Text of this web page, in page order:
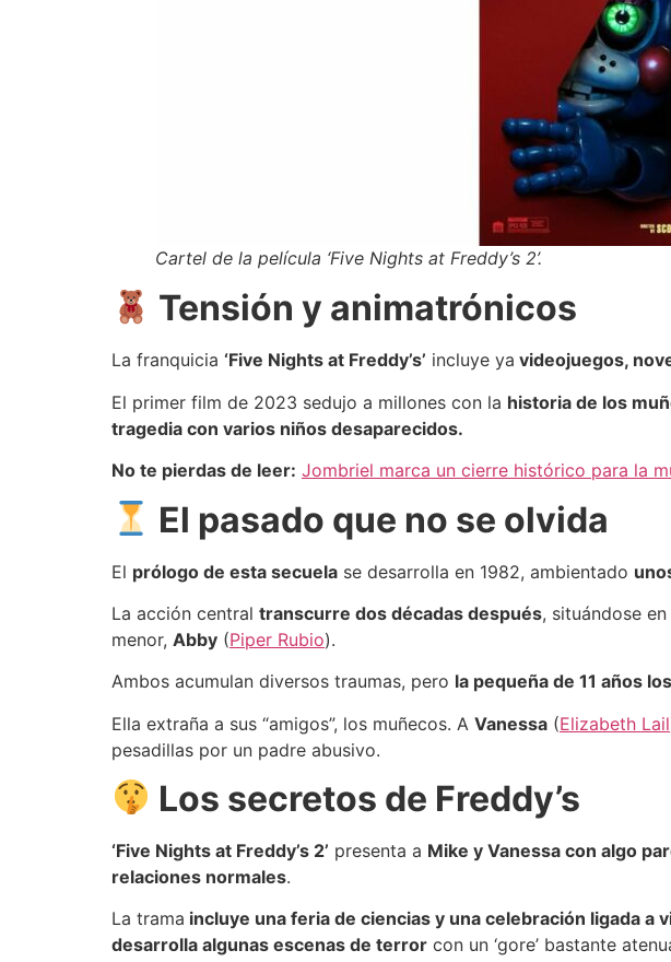
Cartel de la película ‘Five Nights at Freddy’s 2’.
Tensión y animatrónicos
La franquicia ‘Five Nights at Freddy’s’ incluye ya videojuegos,
El primer film de 2023 sedujo a millones con la historia de los
tragedia con varios niños desaparecidos.
No te pierdas de leer: Jombriel marca un cierre histórico para la
El pasado que no se olvida
El prólogo de esta secuela se desarrolla en 1982, ambientado
La acción central transcurre dos décadas después, situándose
menor, Abby (Piper Rubio).
Ambos acumulan diversos traumas, pero la pequeña de 11 años
Ella extraña a sus “amigos”, los muñecos. A Vanessa (Elizabeth Lail
pesadillas por un padre abusivo.
Los secretos de Freddy’s
‘Five Nights at Freddy’s 2’ presenta a Mike y Vanessa con algo
relaciones normales.
La trama incluye una feria de ciencias y una celebración ligada a
desarrolla algunas escenas de terror con un ‘gore’ bastante